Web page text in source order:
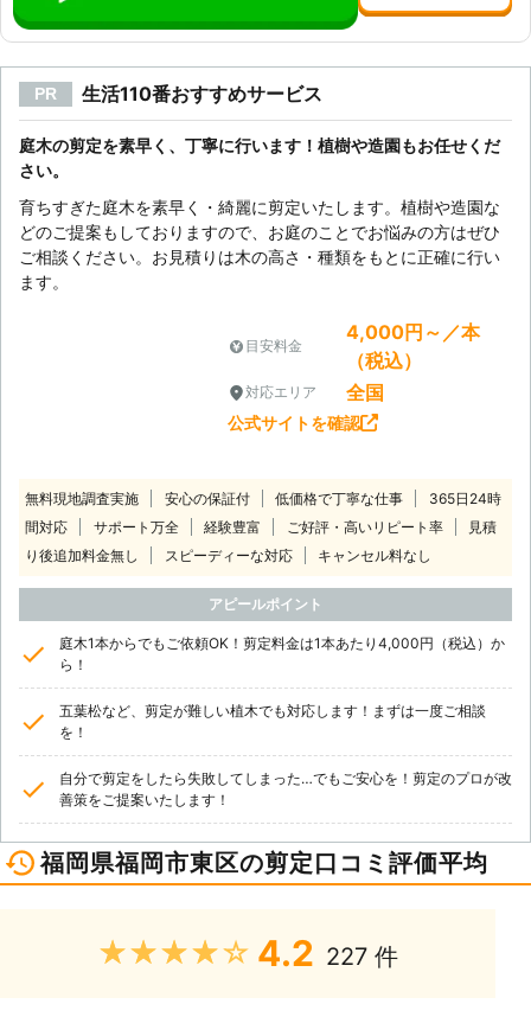
PR 生活110番おすすめサービス
庭木の剪定を素早く、丁寧に行います！植樹や造園もお任せくだ
さい。
育ちすぎた庭木を素早く・綺麗に剪定いたします。植樹や造園な
どのご提案もしておりますので、お庭のことでお悩みの方はぜひ
ご相談ください。お見積りは木の高さ・種類をもとに正確に行い
ます。
目安料金
4,000円～／本
（税込）
対応エリア 全国
公式サイトを確認
無料現地調査実施 安心の保証付 低価格で丁寧な仕事
365日24時
間対応
サポート万全 経験豊富 ご好評・高いリピート率
見積
り後追加料金無し
スピーディーな対応 キャンセル料なし
アピールポイント
庭木1本からでもご依頼OK！剪定料金は1本あたり4,000円（税込）か
ら！
五葉松など、剪定が難しい植木でも対応します！まずは一度ご相談
を！
自分で剪定をしたら失敗してしまった…でもご安心を！剪定のプロが改
善策をご提案いたします！
福岡県福岡市東区の剪定口コミ評価平均
★★★★★ 4.2 227 件